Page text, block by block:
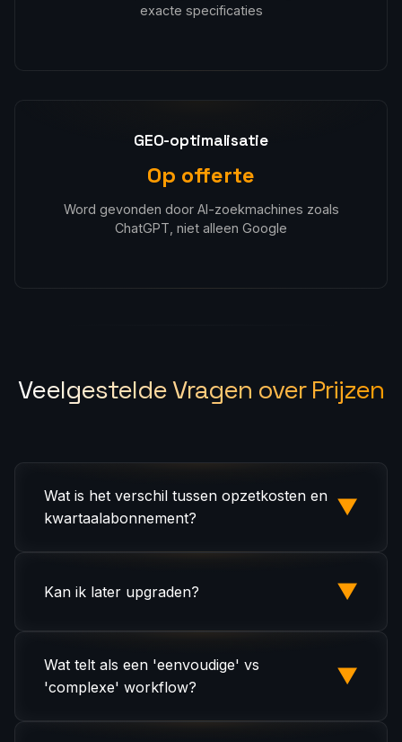
exacte specificaties
GEO-optimalisatie
Op offerte
Word gevonden door AI-zoekmachines zoals
ChatGPT, niet alleen Google
Veelgestelde Vragen over Prijzen
Wat is het verschil tussen opzetkosten en
kwartaalabonnement?
▼
ontwerp, ontwikkeling en uitrol van uw AI-
doorlopende monitoring, onderhoud,
verbeteringen.
Kan ik later upgraden? ▼
Wij verrekenen uw bestaande opzet met het
nieuwe niveau en passen het abonnement
Wat telt als een 'eenvoudige' vs
'complexe' workflow?
▼